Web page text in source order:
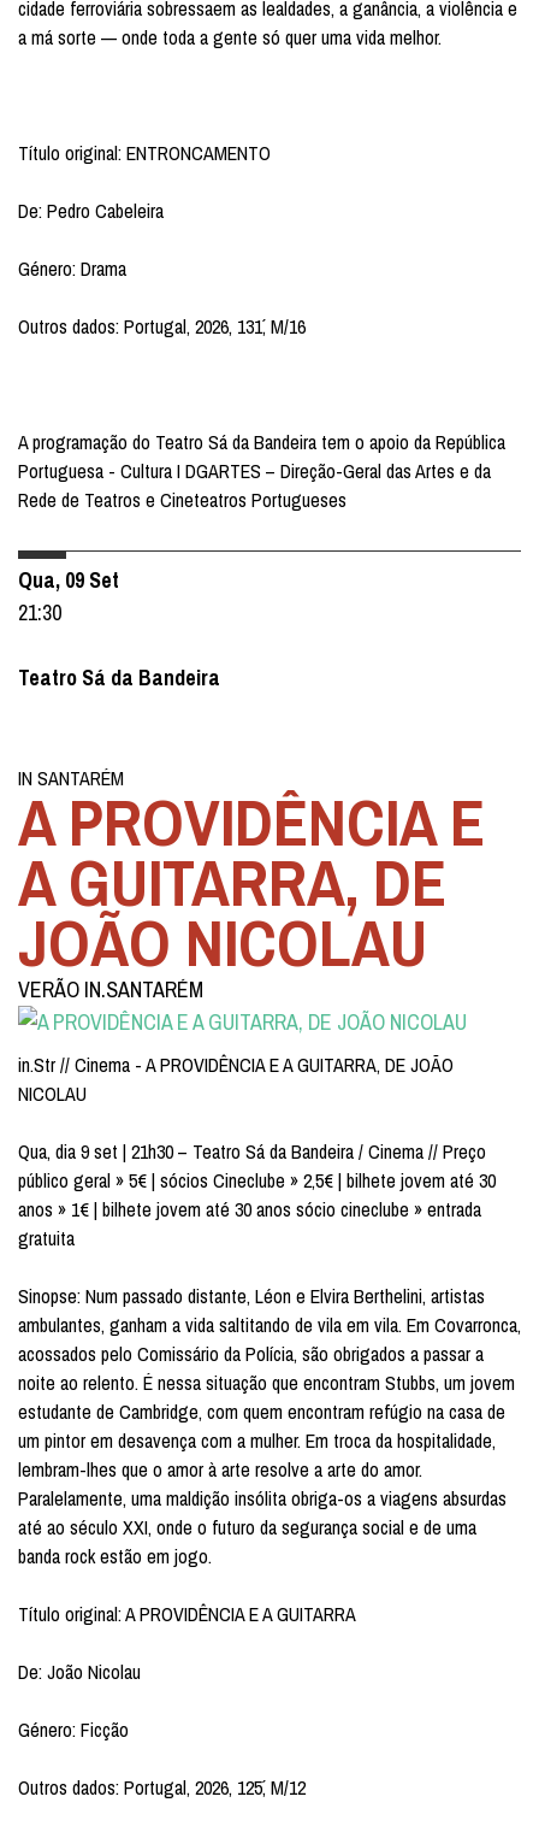
cidade ferroviária sobressaem as lealdades, a ganância, a violência e
a má sorte — onde toda a gente só quer uma vida melhor.
Título original: ENTRONCAMENTO
De: Pedro Cabeleira
Género: Drama
Outros dados: Portugal, 2026, 131´, M/16
A programação do Teatro Sá da Bandeira tem o apoio da República
Portuguesa - Cultura I DGARTES – Direção-Geral das Artes e da
Rede de Teatros e Cineteatros Portugueses
Qua, 09 Set
21:30
Teatro Sá da Bandeira
IN SANTARÉM
A PROVIDÊNCIA E
A GUITARRA, DE
JOÃO NICOLAU
VERÃO IN.SANTARÉM
in.Str // Cinema - A PROVIDÊNCIA E A GUITARRA, DE JOÃO
NICOLAU
Qua, dia 9 set | 21h30 – Teatro Sá da Bandeira / Cinema // Preço
público geral » 5€ | sócios Cineclube » 2,5€ | bilhete jovem até 30
anos » 1€ | bilhete jovem até 30 anos sócio cineclube » entrada
gratuita
Sinopse: Num passado distante, Léon e Elvira Berthelini, artistas
ambulantes, ganham a vida saltitando de vila em vila. Em Covarronca,
acossados pelo Comissário da Polícia, são obrigados a passar a
noite ao relento. É nessa situação que encontram Stubbs, um jovem
estudante de Cambridge, com quem encontram refúgio na casa de
um pintor em desavença com a mulher. Em troca da hospitalidade,
lembram-lhes que o amor à arte resolve a arte do amor.
Paralelamente, uma maldição insólita obriga-os a viagens absurdas
até ao século XXI, onde o futuro da segurança social e de uma
banda rock estão em jogo.
Título original: A PROVIDÊNCIA E A GUITARRA
De: João Nicolau
Género: Ficção
Outros dados: Portugal, 2026, 125´, M/12